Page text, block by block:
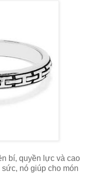
bí, quyền lực và cao
nó giúp cho món